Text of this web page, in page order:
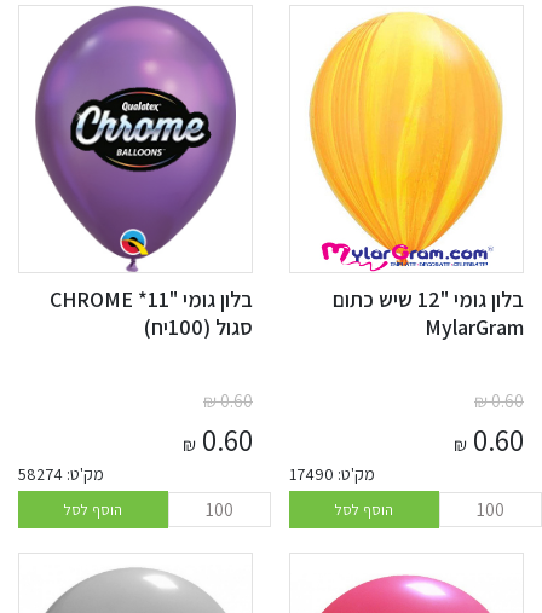
בלון גומי "12 שיש כתום
MylarGram
0.60
₪
0.60
₪
מק'ט: 17490
הוסף לסל
בלון גומי "11* CHROME
סגול (100יח)
0.60
₪
0.60
₪
מק'ט: 58274
הוסף לסל